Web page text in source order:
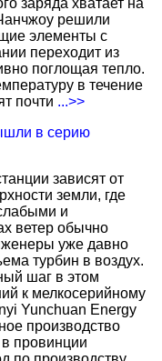
заряда хватает на
решили
элементы с
переходит из
поглощая тепло.
в течение
почти ...>>
в серию
зависят от
земли, где
и
ветер обычно
уже давно
турбин в воздух.
шаг в этом
к мелкосерийному
Yunchuan Energy
производство
провинции